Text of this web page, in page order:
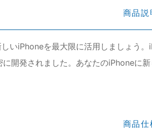
商品説
いiPhoneを最大限に活用しましょう
開発されました。あなたのiPhoneに
商品仕